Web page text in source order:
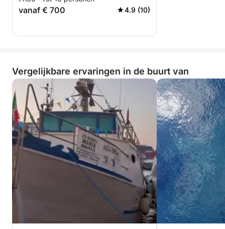
vanaf € 700 4.9 (10)
Vergelijkbare ervaringen in de buurt van